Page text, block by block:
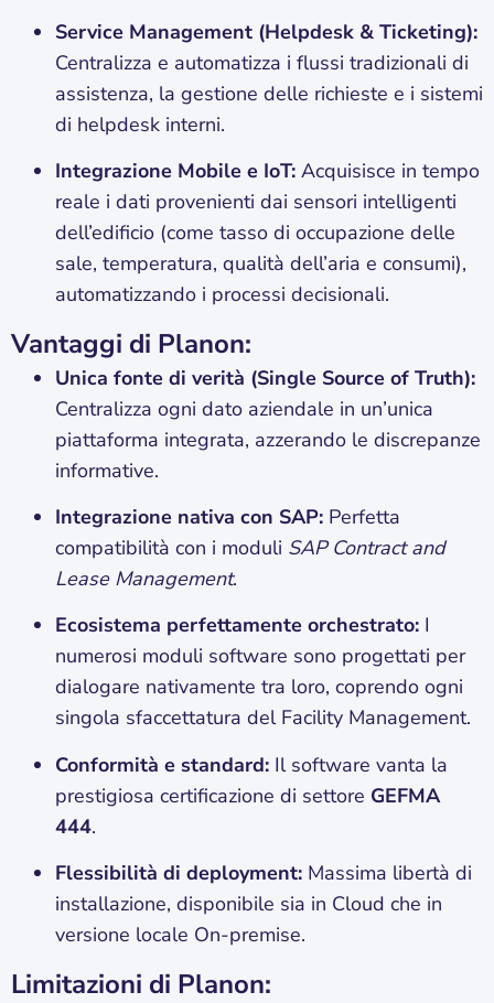
Service Management (Helpdesk & Ticketing):
Centralizza e automatizza i flussi tradizionali di
assistenza, la gestione delle richieste e i sistemi
di helpdesk interni.
Integrazione Mobile e IoT: Acquisisce in tempo
reale i dati provenienti dai sensori intelligenti
dell’edificio (come tasso di occupazione delle
sale, temperatura, qualità dell’aria e consumi),
automatizzando i processi decisionali.
Vantaggi di Planon:
Unica fonte di verità (Single Source of Truth):
Centralizza ogni dato aziendale in un’unica
piattaforma integrata, azzerando le discrepanze
informative.
Integrazione nativa con SAP: Perfetta
compatibilità con i moduli SAP Contract and
Lease Management.
Ecosistema perfettamente orchestrato: I
numerosi moduli software sono progettati per
dialogare nativamente tra loro, coprendo ogni
singola sfaccettatura del Facility Management.
Conformità e standard: Il software vanta la
prestigiosa certificazione di settore GEFMA
444.
Flessibilità di deployment: Massima libertà di
installazione, disponibile sia in Cloud che in
versione locale On-premise.
Limitazioni di Planon: